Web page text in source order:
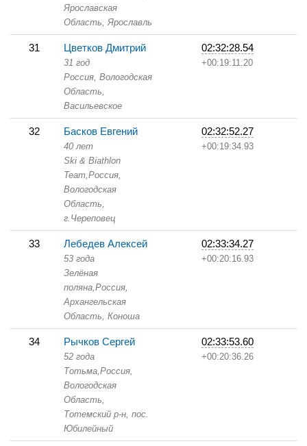
Ярославская
Область, Ярославль
31 Цветков Дмитрий
31 год
Россия, Вологодская
Область,
Васильевское
02:32:28.54
+00:19:11.20
32 Басков Евгений
40 лет
Ski & Biathlon
Team,Россия,
Вологодская
Область,
г.Череповец
02:32:52.27
+00:19:34.93
33 Лебедев Алексей
53 года
Зелёная
поляна,Россия,
Архангельская
Область, Коноша
02:33:34.27
+00:20:16.93
34 Рычков Сергей
52 года
Тотьма,Россия,
Вологодская
Область,
Тотемский р-н, пос.
Юбилейный
02:33:53.60
+00:20:36.26